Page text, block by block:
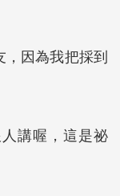
因為我把採到
講喔，這是祕